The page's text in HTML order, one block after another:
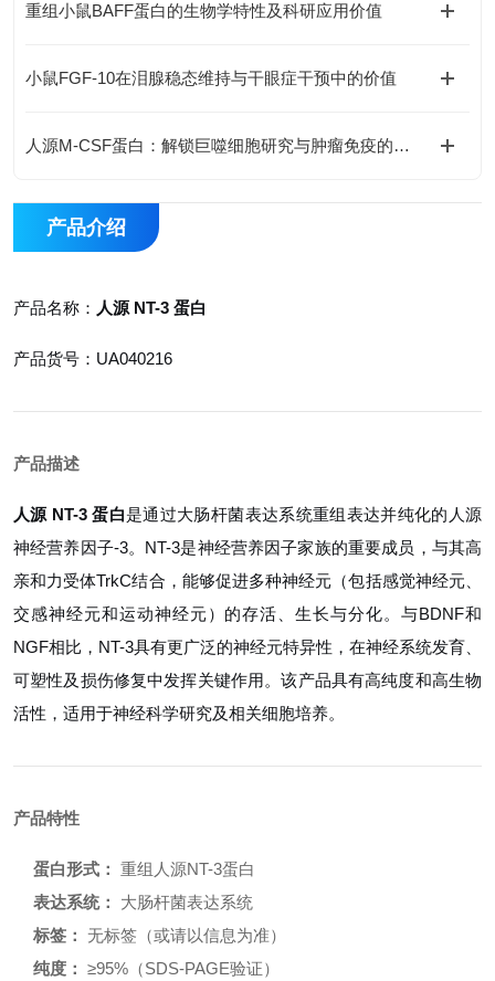
重组小鼠BAFF蛋白的生物学特性及科研应用价值
小鼠FGF-10在泪腺稳态维持与干眼症干预中的价值
人源M-CSF蛋白：解锁巨噬细胞研究与肿瘤免疫的科研密钥
产品介绍
产品名称： 人源 NT-3 蛋白
产品货号：UA040216
产品描述
人源 NT-3 蛋白是通过大肠杆菌表达系统重组表达并纯化的人源
神经营养因子-3。NT-3是神经营养因子家族的重要成员，与其高
亲和力受体TrkC结合，能够促进多种神经元（包括感觉神经元、
交感神经元和运动神经元）的存活、生长与分化。与BDNF和
NGF相比，NT-3具有更广泛的神经元特异性，在神经系统发育、
可塑性及损伤修复中发挥关键作用。该产品具有高纯度和高生物
活性，适用于神经科学研究及相关细胞培养。
产品特性
蛋白形式： 重组人源NT-3蛋白
表达系统：
大肠杆菌表达系统
标签： 无标签（或请以信息为准）
纯度： ≥95%（SDS-PAGE验证）